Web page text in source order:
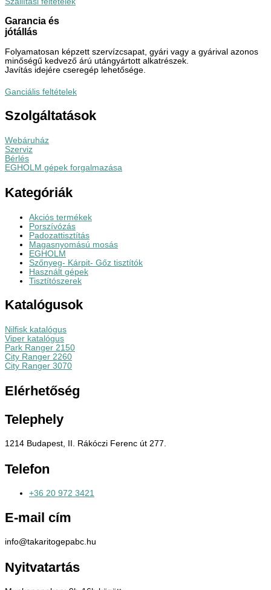
Garancia és
jótállás
Folyamatosan képzett szervízcsapat, gyári vagy a gyárival azonos
minőségű kedvező árú utángyártott alkatrészek.
Javítás idejére cseregép lehetősége.
Ganciális feltételek
Szolgáltatások
Webáruház
Szerviz
Bérlés
EGHOLM gépek forgalmazása
Kategóriák
Akciós termékek
Porszívózás
Padozattisztítás
Magasnyomású mosás
EGHOLM
Szőnyeg- Kárpit- Gőz tisztítók
Használt gépek
Tisztítószerek
Katalógusok
Nilfisk katalógus
Viper katalógus
Park Ranger 2150
City Ranger 2260
City Ranger 3070
Elérhetőség
Telephely
1214 Budapest, II. Rákóczi Ferenc út 277.
Telefon
+36 20 972 3421
E-mail cím
info@takaritogepabc.hu
Nyitvatartás